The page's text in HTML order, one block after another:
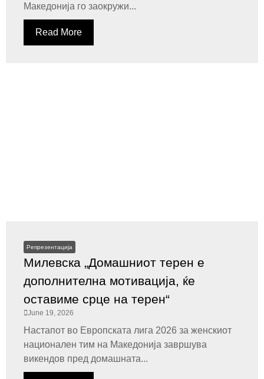
Македонија го заокружи...
Read More
Репрезентација
Милевска „Домашниот терен е
дополнителна мотивација, ќе
оставиме срце на терен“
June 19, 2026
Настапот во Европската лига 2026 за женскиот
национален тим на Македонија завршува
викендов пред домашната...